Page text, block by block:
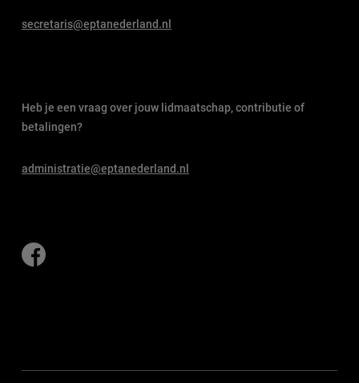
secretaris@eptanederland.nl
Heb je een vraag over jouw lidmaatschap, contributie of
betalingen?
administratie@eptanederland.nl